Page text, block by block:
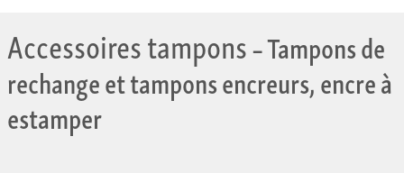
Accessoires tampons– Tampons de
rechange et tampons encreurs, encre à
estamper